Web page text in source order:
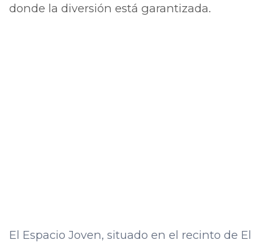
donde la diversión está garantizada.
El Espacio Joven, situado en el recinto de El